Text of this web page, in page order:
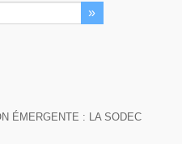
ÉMERGENTE : LA SODEC